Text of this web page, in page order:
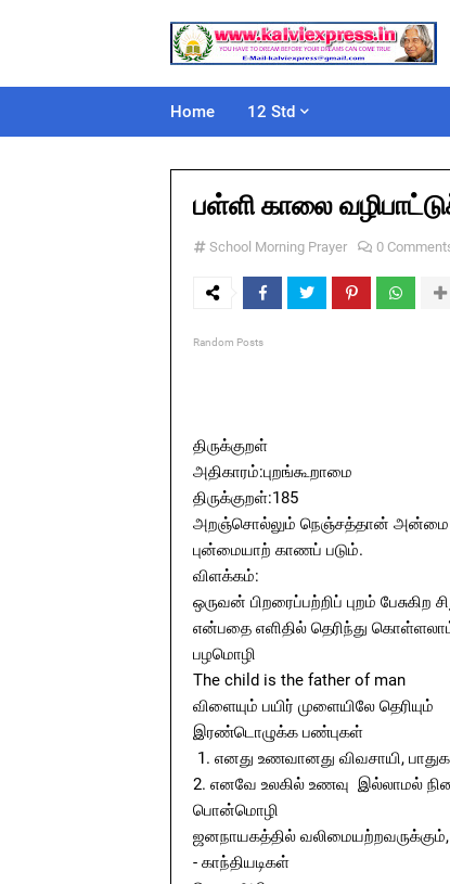
Home 12 Std
பள்ளி காலை
School Morning Prayer 0
Random Posts
திருக்குறள்
அதிகாரம்:புறங்கூறாமை
திருக்குறள்:185
அறஞ்சொல்லும் நெஞ்சத்தான் அன்மை
புன்மையாற் காணப் படும்.
விளக்கம்:
ஒருவன் பிறரைப்பற்றிப் புறம்
என்பதை எளிதில் தெரிந்து
பழமொழி
The child is the father of man
விளையும் பயிர் முளையிலே தெரியும்
இரண்டொழுக்க பண்புகள்
1. எனது உணவானது விவசாயி,
2. எனவே உலகில் உணவு இல்லாமல்
பொன்மொழி
ஜனநாயகத்தில்
- காந்தியடிகள்